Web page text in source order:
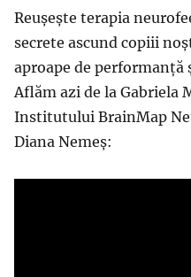
Reușește terapia
secrete ascund copiii
aproape de performanță
Aflăm azi de la Gabriela
Institutului BrainMap
Diana Nemeș: